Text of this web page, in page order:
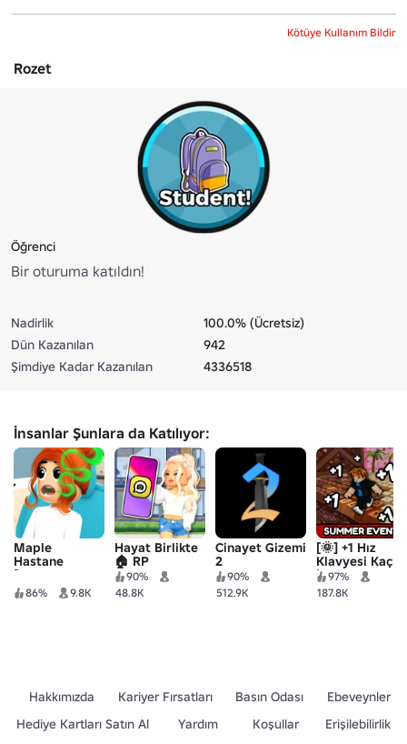
Kötüye Kullanım Bildir
Rozet
Öğrenci
Bir oturuma katıldın!
Nadirlik
100.0% (Ücretsiz)
Dün Kazanılan
942
Şimdiye Kadar Kazanılan
4336518
İnsanlar Şunlara da Katılıyor:
Maple
Hastane
[Bebek
Doktoru]
86% 9.8K
Hayat Birlikte
🏠 RP
90%
48.8K
Cinayet Gizemi
2
90%
512.9K
[🌞] +1 Hız
Klavyesi Kaçışı
| Şeker ve
Çikolata
97%
187.8K
Hakkımızda Kariyer Fırsatları Basın Odası
Ebeveynler
Hediye Kartları Satın Al
Yardım Koşullar Erişilebilirlik